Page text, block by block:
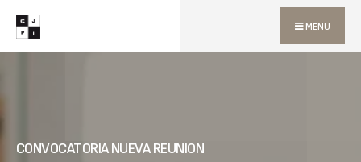
MENU
CONVOCATORIA NUEVA REUNION